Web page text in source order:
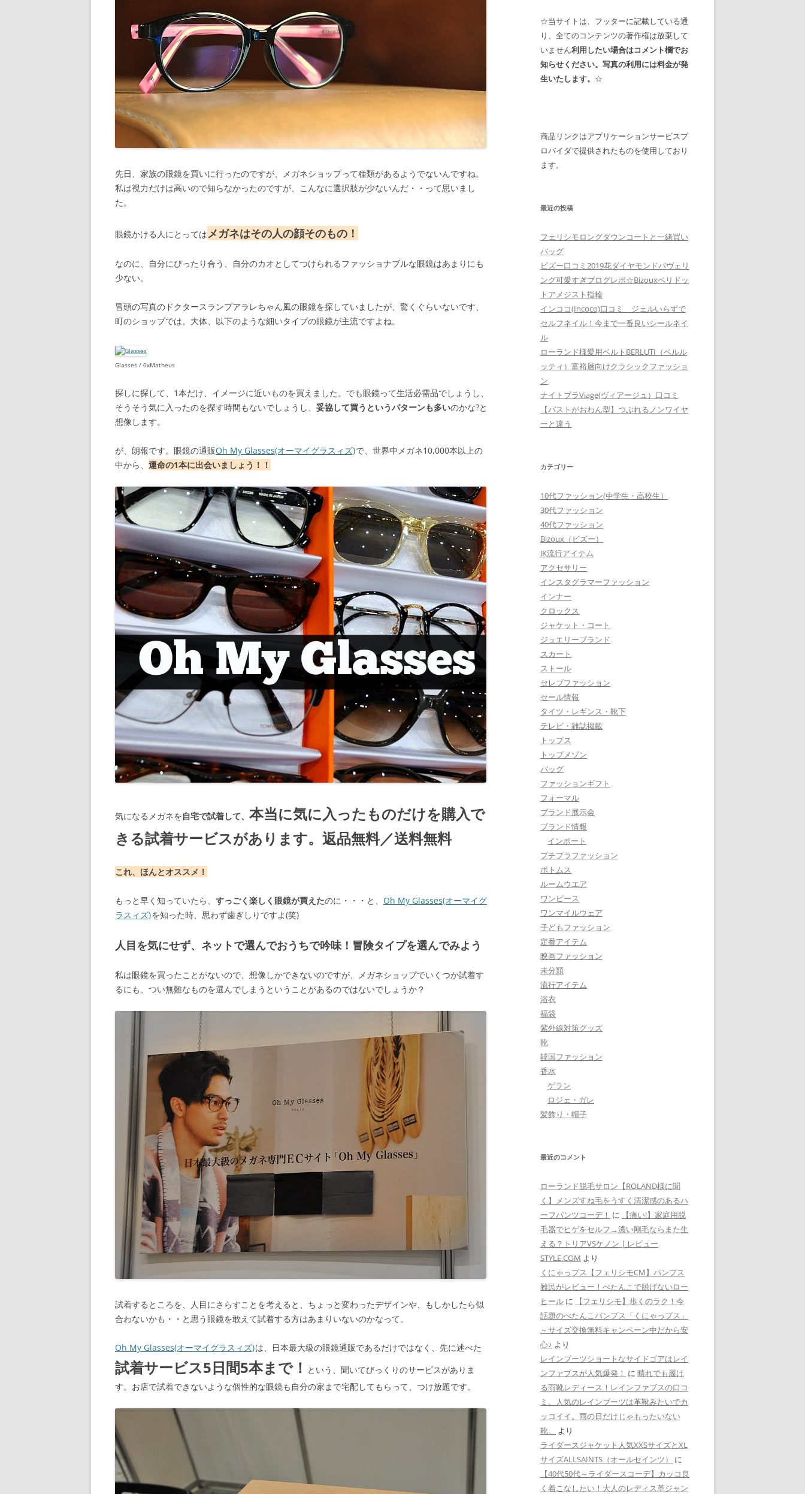
先日、家族の眼鏡を買いに行ったのですが、メガネショップって種類があるようでないんですね。
私は視力だけは高いので知らなかったのですが、こんなに選択肢が少ないんだ・・って思いまし
た。
眼鏡かける人にとってはメガネはその人の顔そのもの！
なのに、自分にぴったり合う、自分のカオとしてつけられるファッショナブルな眼鏡はあまりにも
少ない。
冒頭の写真のドクタースランプアラレちゃん風の眼鏡を探していましたが、驚くぐらいないです、
町のショップでは。大体、以下のような細いタイプの眼鏡が主流ですよね。
Glasses / 0xMatheus
探しに探して、1本だけ、イメージに近いものを買えました。でも眼鏡って生活必需品でしょうし、
そうそう気に入ったのを探す時間もないでしょうし、 妥協して買うというパターンも多いのかな?と
想像します。
が、朗報です。眼鏡の通販Oh My Glasses(オーマイグラスィズ)で、世界中メガネ10,000本以上の
中から、 運命の1本に出会いましょう！！
気になるメガネを自宅で試着して、 本当に気に入ったものだけを購入で
きる試着サービスがあります。返品無料／送料無料
これ、ほんとオススメ！
もっと早く知っていたら、 すっごく楽しく眼鏡が買えたのに・・・と、 Oh My Glasses(オーマイグ
ラスィズ)を知った時、思わず歯ぎしりですよ(笑)
人目を気にせず、ネットで選んでおうちで吟味！冒険タイプを選んでみよう
私は眼鏡を買ったことがないので、想像しかできないのですが、メガネショップでいくつか試着す
るにも、つい無難なものを選んでしまうということがあるのではないでしょうか？
試着するところを、人目にさらすことを考えると、ちょっと変わったデザインや、もしかしたら似
合わないかも・・と思う眼鏡を敢えて試着する方はあまりいないのかなって。
Oh My Glasses(オーマイグラスィズ)は、日本最大級の眼鏡通販であるだけではなく、先に述べた
試着サービス5日間5本まで！ という、聞いてびっくりのサービスがありま
す。お店で試着できないような個性的な眼鏡も自分の家まで宅配してもらって、つけ放題です。
☆当サイトは、フッターに記載している通
り、全てのコンテンツの著作権は放棄して
いません利用したい場合はコメント欄でお
知らせください。写真の利用には料金が発
生いたします。 ☆
商品リンクはアプリケーションサービスプ
ロバイダで提供されたものを使用しており
ます。
最近の投稿
フェリシモロングダウンコートと一緒買い
バッグ
ビズー口コミ2019花ダイヤモンドパヴェリ
ング可愛すぎブログレポ☆Bizouxペリドッ
トアメジスト指輪
インココ(Incoco)口コミ ジェルいらずで
セルフネイル！今まで一番良いシールネイ
ル
ローランド様愛用ベルトBERLUTI（ベルル
ッティ）富裕層向けクラシックファッショ
ン
ナイトブラViage(ヴィアージュ）口コミ
【バストがおわん型】つぶれるノンワイヤ
ーと違う
カテゴリー
10代ファッション(中学生・高校生）
30代ファッション
40代ファッション
Bizoux（ビズー）
JK流行アイテム
アクセサリー
インスタグラマーファッション
インナー
クロックス
ジャケット・コート
ジュエリーブランド
スカート
ストール
セレブファッション
セール情報
タイツ・レギンス・靴下
テレビ・雑誌掲載
トップス
トップメゾン
バッグ
ファッションギフト
フォーマル
ブランド展示会
ブランド情報
インポート
プチプラファッション
ボトムス
ルームウエア
ワンピース
ワンマイルウェア
子どもファッション
定番アイテム
映画ファッション
未分類
流行アイテム
浴衣
福袋
紫外線対策グッズ
靴
韓国ファッション
香水
ゲラン
ロジェ・ガレ
髪飾り・帽子
最近のコメント
ローランド脱毛サロン【ROLAND様に聞
く】メンズすね毛をうすく清潔感のあるハ
ーフパンツコーデ！ に
【痛い!】家庭用脱
毛器でヒゲをセルフ→濃い剛毛ならまた生
える？トリアVSケノン | レビュー
STYLE.COM より
くにゃっプス【フェリシモCM】パンプス
難民がレビュー！ぺたんこで脱げないロー
ヒール に
【フェリシモ】歩くのラク！今
話題のぺたんこパンプス「くにゃっプス」
～サイズ交換無料キャンペーン中だから安
心♪ より
レインブーツショートなサイドゴアはレイ
ンファブスが人気爆発！ に 晴れでも履け
る雨靴レディース！レインファブスの口コ
ミ。人気のレインブーツは革靴みたいでカ
ッコイイ。雨の日だけじゃもったいない
靴。
より
ライダースジャケット人気XXSサイズとXL
サイズALLSAINTS（オールセインツ）
に
【40代50代～ライダースコーデ】カッコ良
く着こなしたい！大人のレディス革ジャン